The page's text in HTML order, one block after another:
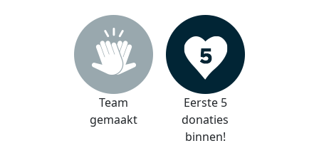
Team
gemaakt
Eerste 5
donaties
binnen!